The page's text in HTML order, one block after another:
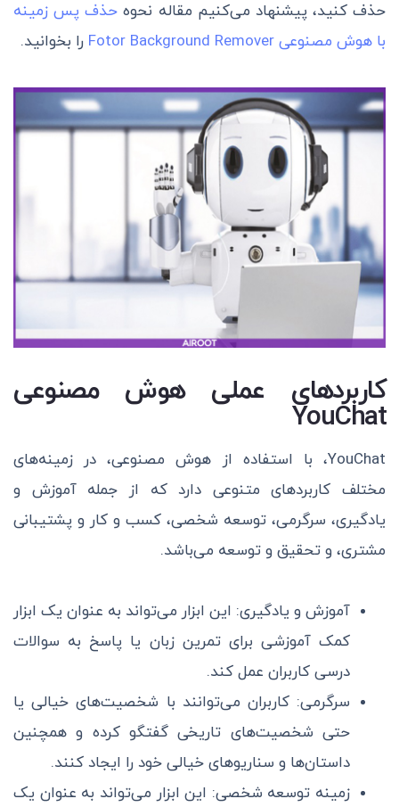
حذف کنید، پیشنهاد می‌کنیم مقاله نحوه حذف پس زمینه
با هوش مصنوعی Fotor Background Remover
را بخوانید.
کاربردهای عملی هوش مصنوعی
YouChat
YouChat، با استفاده از هوش مصنوعی، در زمینه‌های
مختلف کاربردهای متنوعی دارد که از جمله آموزش و
یادگیری، سرگرمی، توسعه شخصی، کسب و کار و پشتیبانی
مشتری، و تحقیق و توسعه می‌باشد.
آموزش و یادگیری: این ابزار می‌تواند به عنوان یک ابزار
کمک آموزشی برای تمرین زبان یا پاسخ به سوالات
درسی کاربران عمل کند.
سرگرمی: کاربران می‌توانند با شخصیت‌های خیالی یا
حتی شخصیت‌های تاریخی گفتگو کرده و همچنین
داستان‌ها و سناریوهای خیالی خود را ایجاد کنند.
زمینه توسعه شخصی: این ابزار می‌تواند به عنوان یک